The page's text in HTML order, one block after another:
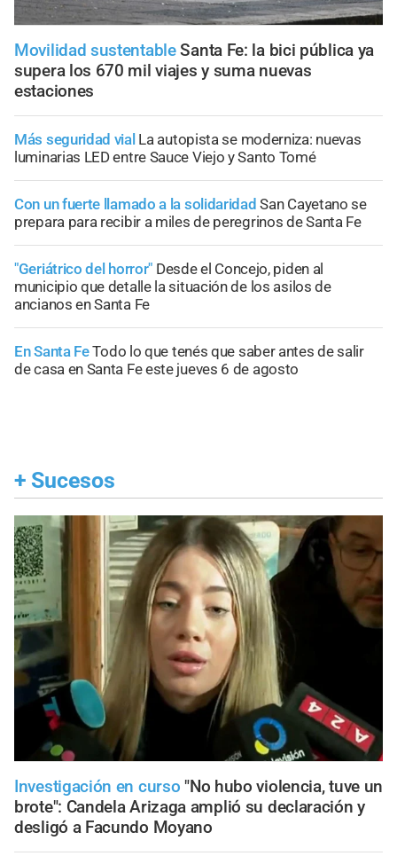
Movilidad sustentable Santa Fe: la bici pública ya
supera los 670 mil viajes y suma nuevas
estaciones
Más seguridad vial La autopista se moderniza: nuevas
luminarias LED entre Sauce Viejo y Santo Tomé
Con un fuerte llamado a la solidaridad San Cayetano se
prepara para recibir a miles de peregrinos de Santa Fe
"Geriátrico del horror" Desde el Concejo, piden al
municipio que detalle la situación de los asilos de
ancianos en Santa Fe
En Santa FeTodo lo que tenés que saber antes de salir
de casa en Santa Fe este jueves 6 de agosto
+ Sucesos
Investigación en curso "No hubo violencia, tuve un
brote": Candela Arizaga amplió su declaración y
desligó a Facundo Moyano